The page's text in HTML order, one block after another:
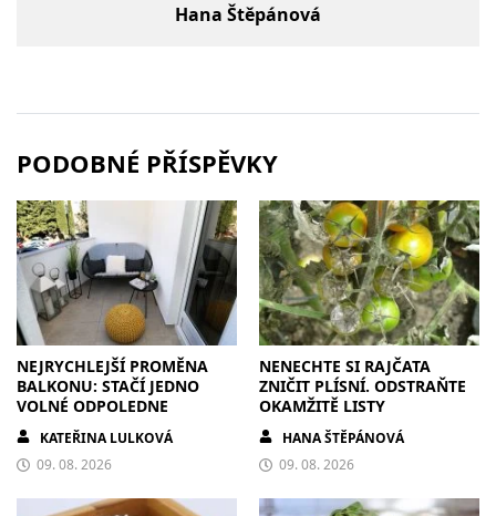
Hana Štěpánová
PODOBNÉ PŘÍSPĚVKY
NEJRYCHLEJŠÍ PROMĚNA
BALKONU: STAČÍ JEDNO
VOLNÉ ODPOLEDNE
KATEŘINA LULKOVÁ
09. 08. 2026
NENECHTE SI RAJČATA
ZNIČIT PLÍSNÍ. ODSTRAŇTE
OKAMŽITĚ LISTY
HANA ŠTĚPÁNOVÁ
09. 08. 2026